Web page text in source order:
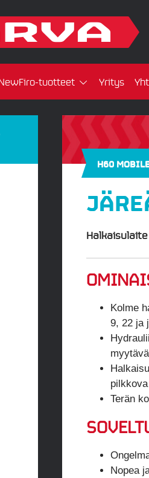
tuotteet Yritys
H60
Kolme
9, 22 ja
Terän
Nopea